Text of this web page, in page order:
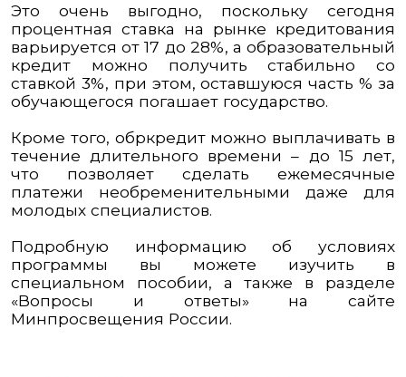
Это очень выгодно, поскольку сегодня
процентная ставка на рынке кредитования
варьируется от 17 до 28%, а образовательный
кредит можно получить стабильно со
ставкой 3%, при этом, оставшуюся часть % за
обучающегося погашает государство.
Кроме того, обркредит можно выплачивать в
течение длительного времени – до 15 лет,
что позволяет сделать ежемесячные
платежи необременительными даже для
молодых специалистов.
Подробную информацию об условиях
программы вы можете изучить в
специальном пособии, а также в разделе
«Вопросы и ответы» на сайте
Минпросвещения России.